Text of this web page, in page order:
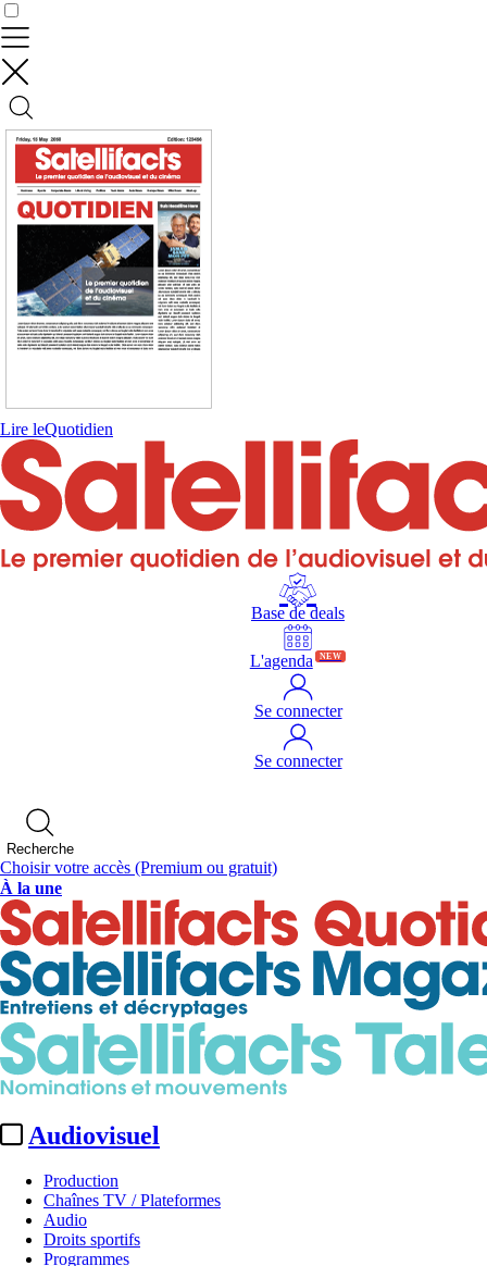
Lire leQuotidien
Base de deals
L'agenda NEW
Se connecter
Se connecter
Recherche
Choisir votre accès (Premium ou gratuit)
À la une
Audiovisuel
Production
Chaînes TV / Plateformes
Audio
Droits sportifs
Programmes
Contrôler vos données